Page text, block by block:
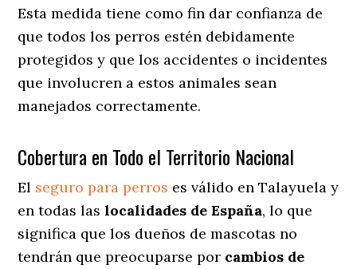
Esta medida tiene como fin dar confianza de
que todos los perros estén debidamente
protegidos y que los accidentes o incidentes
que involucren a estos animales sean
manejados correctamente.
Cobertura en Todo el Territorio Nacional
El seguro para perros es válido en Talayuela y
en todas laslocalidades de España, lo que
significa que los dueños de mascotas no
tendrán que preocuparse por cambios de